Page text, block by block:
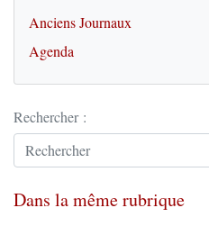
Anciens Journaux
Agenda
Rechercher :
Dans la même rubrique